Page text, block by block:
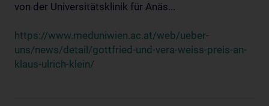
von der Universitätsklinik für Anäs...
https://www.meduniwien.ac.at/web/ueber-
uns/news/detail/gottfried-und-vera-weiss-preis-an-
klaus-ulrich-klein/